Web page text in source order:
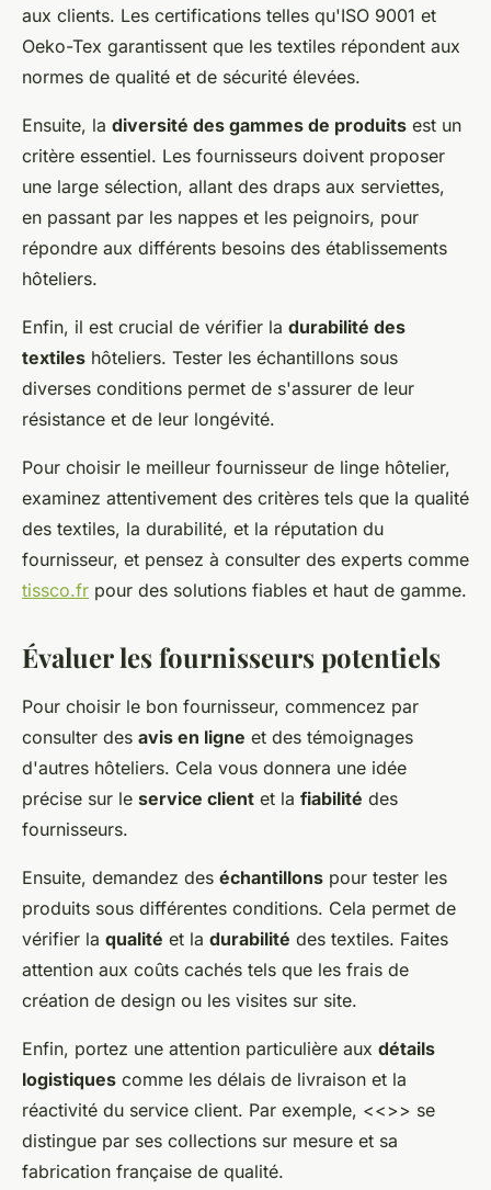
aux clients. Les certifications telles qu'ISO 9001 et
Oeko-Tex garantissent que les textiles répondent aux
normes de qualité et de sécurité élevées.
Ensuite, la diversité des gammes de produits est un
critère essentiel. Les fournisseurs doivent proposer
une large sélection, allant des draps aux serviettes,
en passant par les nappes et les peignoirs, pour
répondre aux différents besoins des établissements
hôteliers.
Enfin, il est crucial de vérifier la durabilité des
textiles hôteliers. Tester les échantillons sous
diverses conditions permet de s'assurer de leur
résistance et de leur longévité.
Pour choisir le meilleur fournisseur de linge hôtelier,
examinez attentivement des critères tels que la qualité
des textiles, la durabilité, et la réputation du
fournisseur, et pensez à consulter des experts comme
tissco.fr pour des solutions fiables et haut de gamme.
Évaluer les fournisseurs potentiels
Pour choisir le bon fournisseur, commencez par
consulter des avis en ligne et des témoignages
d'autres hôteliers. Cela vous donnera une idée
précise sur le service client et la fiabilité des
fournisseurs.
Ensuite, demandez des échantillons pour tester les
produits sous différentes conditions. Cela permet de
vérifier la qualité et la durabilité des textiles. Faites
attention aux coûts cachés tels que les frais de
création de design ou les visites sur site.
Enfin, portez une attention particulière aux détails
logistiques comme les délais de livraison et la
réactivité du service client. Par exemple, <<>> se
distingue par ses collections sur mesure et sa
fabrication française de qualité.